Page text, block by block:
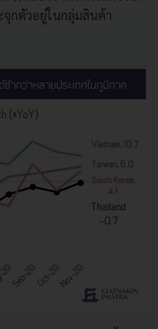
จุกตัวอยู่ในกลุ่มสินค้า